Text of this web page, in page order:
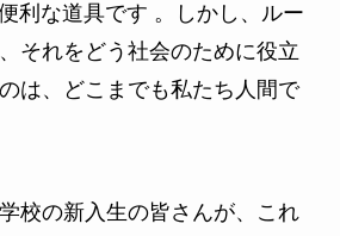
利な道具です 。しかし、ルー
それをどう社会のために役立
は、どこまでも私たち人間で
校の新入生の皆さんが、これ